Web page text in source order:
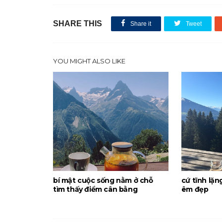
SHARE THIS Share it Tweet
YOU MIGHT ALSO LIKE
bí mật cuộc sống nằm ở chỗ
tìm thấy điểm cân bằng
cứ tĩnh
êm đẹp